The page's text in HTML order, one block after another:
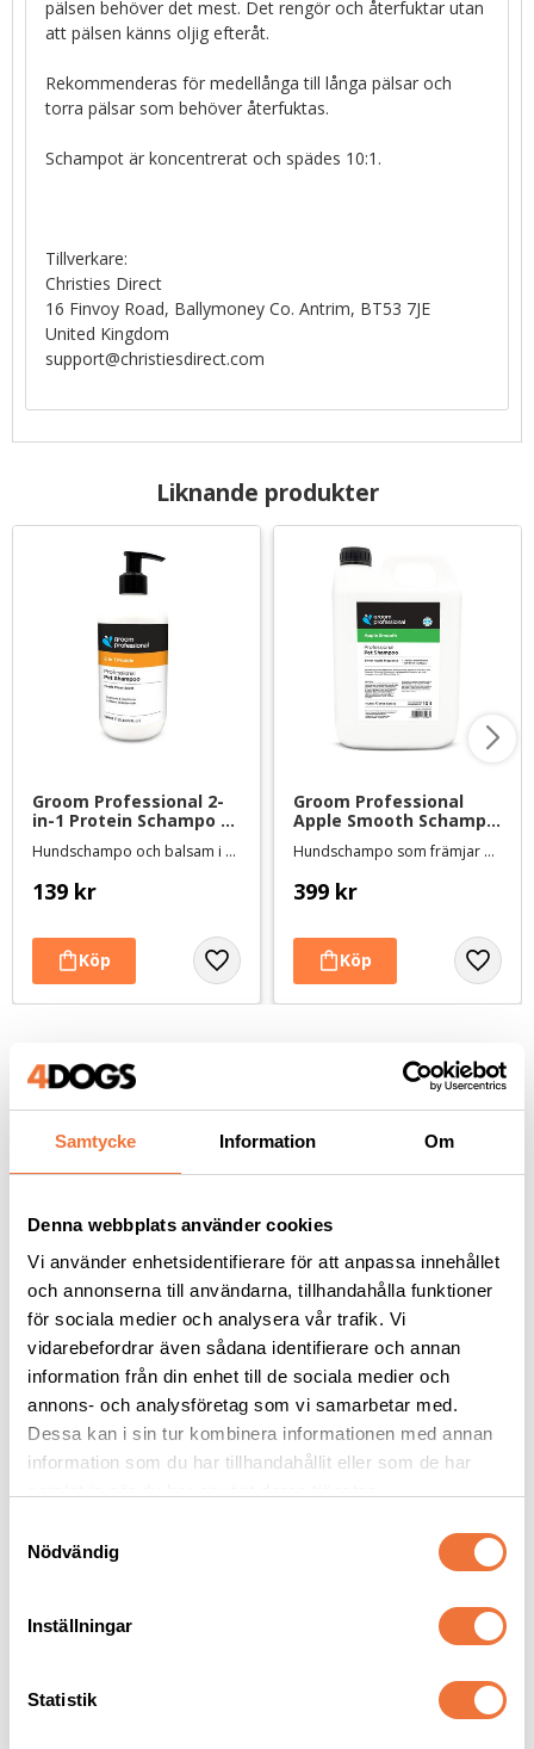
Samtycke Information Om
Denna webbplats använder cookies
Vi använder enhetsidentifierare för att anpassa innehållet
och annonserna till användarna, tillhandahålla funktioner
för sociala medier och analysera vår trafik. Vi
vidarebefordrar även sådana identifierare och annan
information från din enhet till de sociala medier och
annons- och analysföretag som vi samarbetar med.
Dessa kan i sin tur kombinera informationen med annan
information som du har tillhandahållit eller som de har
Nödvändig
Inställningar
Statistik
pälsen behöver det mest. Det rengör och återfuktar utan
att pälsen känns oljig efteråt.
Rekommenderas för medellånga till långa pälsar och
torra pälsar som behöver återfuktas.
Schampot är koncentrerat och spädes 10:1.
Tillverkare:
Christies Direct
16 Finvoy Road, Ballymoney Co. Antrim, BT53 7JE
United Kingdom
support@christiesdirect.com
Liknande produkter
Groom Professional 2-
in-1 Protein Schampo -
350 ml
Hundschampo och balsam i ett
139 kr
Groom Professional
Apple Smooth Schampo
- 4 liter
Hundschampo som främjar god pälstillväxt
399 kr
Groom Professional
Coat Repair Balsam - 4
liter
Balsam med mild och behaglig doft. Ger glans, liv och volym åt livlös päls
419kr
och saxolja - 150 ml
69kr
Senaste besökta produkter